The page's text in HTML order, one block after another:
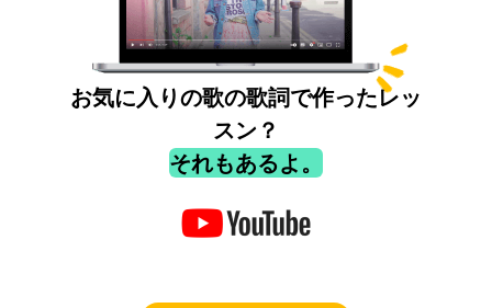
お気に入りの歌の歌詞で作ったレッ
スン？
それもあるよ。